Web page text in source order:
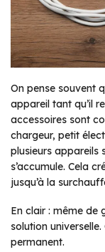
On pense souvent
appareil tant qu’il
accessoires sont
chargeur, petit
plusieurs appareils
s’accumule. Cela
jusqu’à la
En clair : même de
solution
permanent.